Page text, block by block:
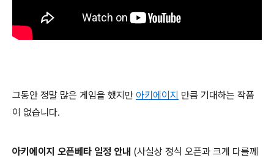
그동안 정말 많은 게임을 했지만 아키에이지 만큼 기대하는 작품
이 없습니다.
아키에이지 오픈베타 일정 안내 (사실상 정식 오픈과 크게 다를께